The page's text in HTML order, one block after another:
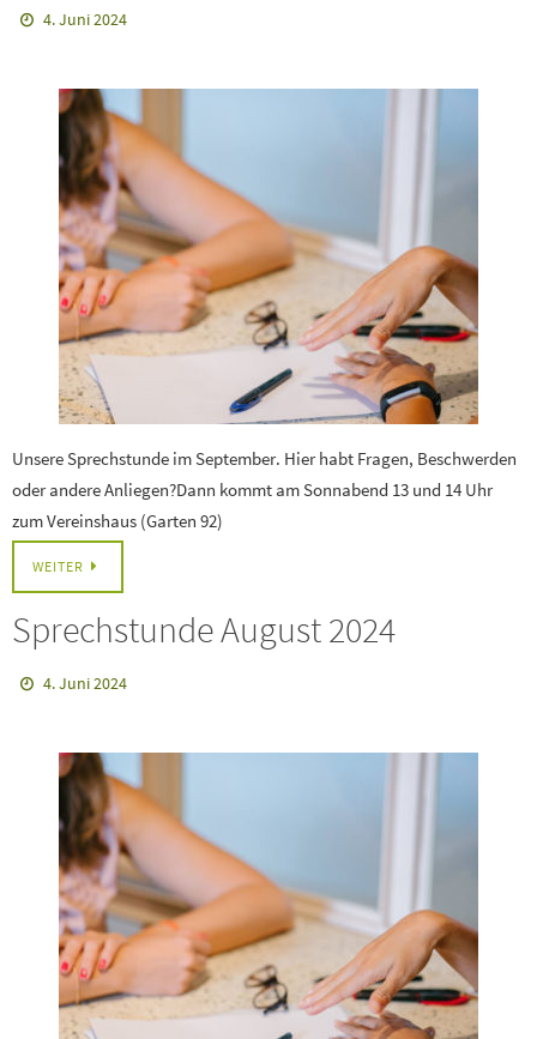
4. Juni 2024
Unsere Sprechstunde im September. Hier habt Fragen, Beschwerden
oder andere Anliegen?Dann kommt am Sonnabend 13 und 14 Uhr
zum Vereinshaus (Garten 92)
WEITER
Sprechstunde August 2024
4. Juni 2024